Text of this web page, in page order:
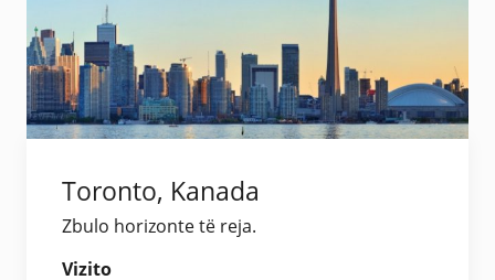
Toronto, Kanada
Zbulo horizonte të reja.
Vizito